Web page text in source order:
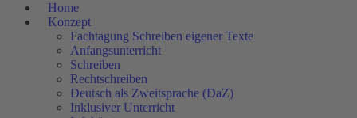
Home
Konzept
Fachtagung Schreiben eigener Texte
Anfangsunterricht
Schreiben
Rechtschreiben
Deutsch als Zweitsprache (DaZ)
Inklusiver Unterricht